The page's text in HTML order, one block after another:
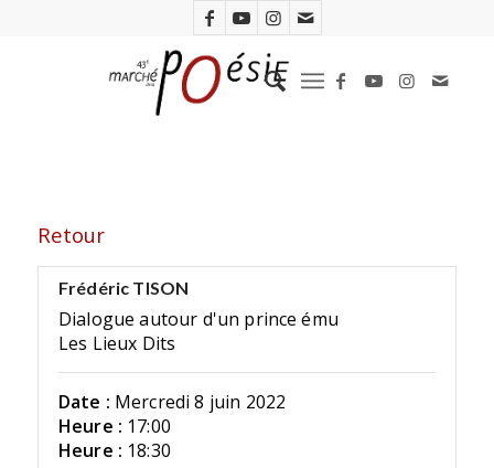
Retour
Frédéric TISON
Dialogue autour d'un prince ému
Les Lieux Dits
Date : Mercredi 8 juin 2022
Heure : 17:00
Heure : 18:30